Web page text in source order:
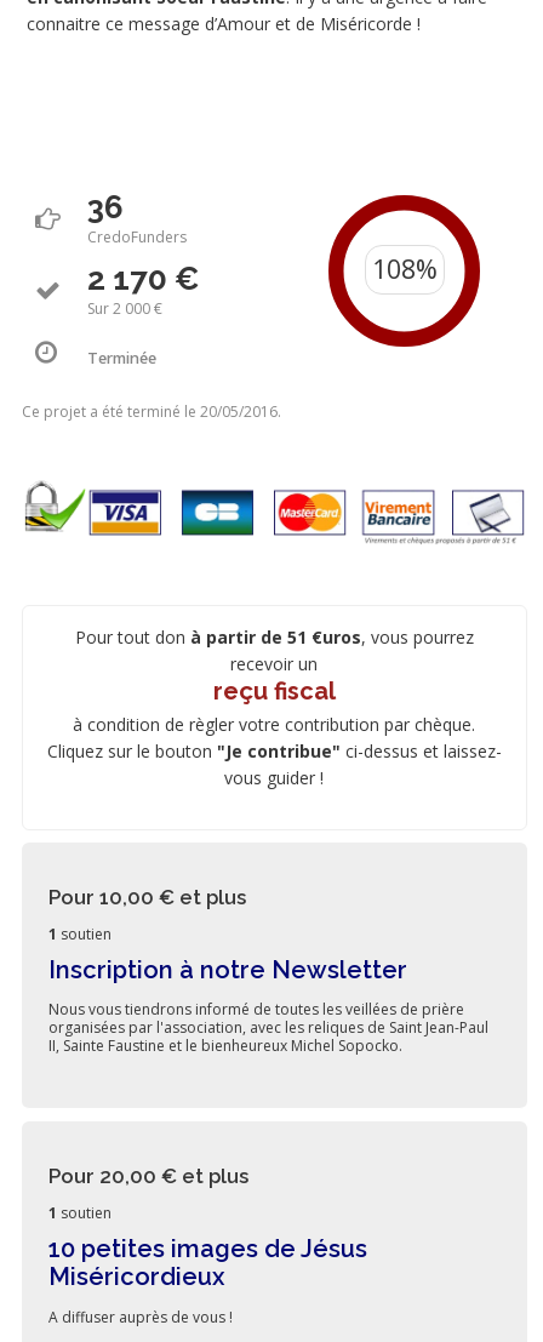
connaitre ce message d’Amour et de Miséricorde !
36
CredoFunders
2 170 €
Sur 2 000 €
Terminée
Ce projet a été terminé le 20/05/2016.
Pour tout don à partir de 51 €uros, vous pourrez
recevoir un
reçu fiscal
à condition de règler votre contribution par chèque.
Cliquez sur le bouton "Je contribue" ci-dessus et laissez-
vous guider !
Pour 10,00 € et plus
1 soutien
Inscription à notre Newsletter
Nous vous tiendrons informé de toutes les veillées de prière
organisées par l'association, avec les reliques de Saint Jean-Paul
II, Sainte Faustine et le bienheureux Michel Sopocko.
Pour 20,00 € et plus
1 soutien
10 petites images de Jésus
Miséricordieux
A diffuser auprès de vous !